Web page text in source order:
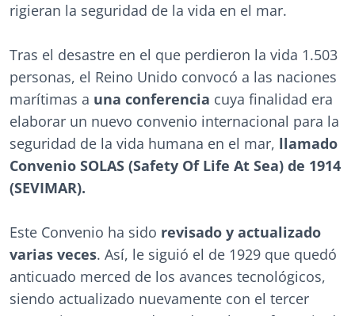
rigieran la seguridad de la vida en el mar.
Tras el desastre en el que perdieron la vida 1.503
personas, el Reino Unido convocó a las naciones
marítimas a una conferencia cuya finalidad era
elaborar un nuevo convenio internacional para la
seguridad de la vida humana en el mar, llamado
Convenio SOLAS (Safety Of Life At Sea) de 1914
(SEVIMAR).
Este Convenio ha sido revisado y actualizado
varias veces. Así, le siguió el de 1929 que quedó
anticuado merced de los avances tecnológicos,
siendo actualizado nuevamente con el tercer